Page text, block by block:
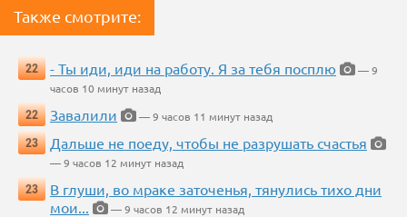
Также смотрите:
22 - Ты иди, иди на работу. Я за тебя посплю
— 9
часов 10 минут назад
22
Завалили
— 9 часов 11 минут назад
23
Дальше не поеду, чтобы не разрушать счастья
— 9 часов 12 минут назад
23
В глуши, во мраке заточенья, тянулись тихо дни
мои...
— 9 часов 12 минут назад